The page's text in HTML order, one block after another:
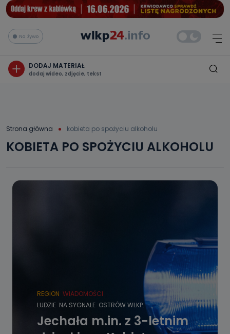
Na żywo
DODAJ MATERIAŁ
dodaj wideo, zdjęcie, tekst
Strona główna kobieta po spożyciu alkoholu
KOBIETA PO SPOŻYCIU ALKOHOLU
REGION WIADOMOŚCI
LUDZIE NA SYGNALE OSTRÓW WLKP.
Jechała m.in. z 3-letnim